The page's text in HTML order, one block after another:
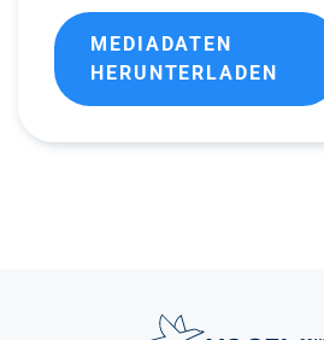
MEDIADATEN
HERUNTERLADEN